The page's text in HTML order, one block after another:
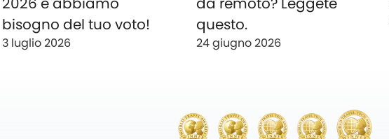
bisogno del tuo voto!
3 luglio 2026
questo.
24 giugno 2026